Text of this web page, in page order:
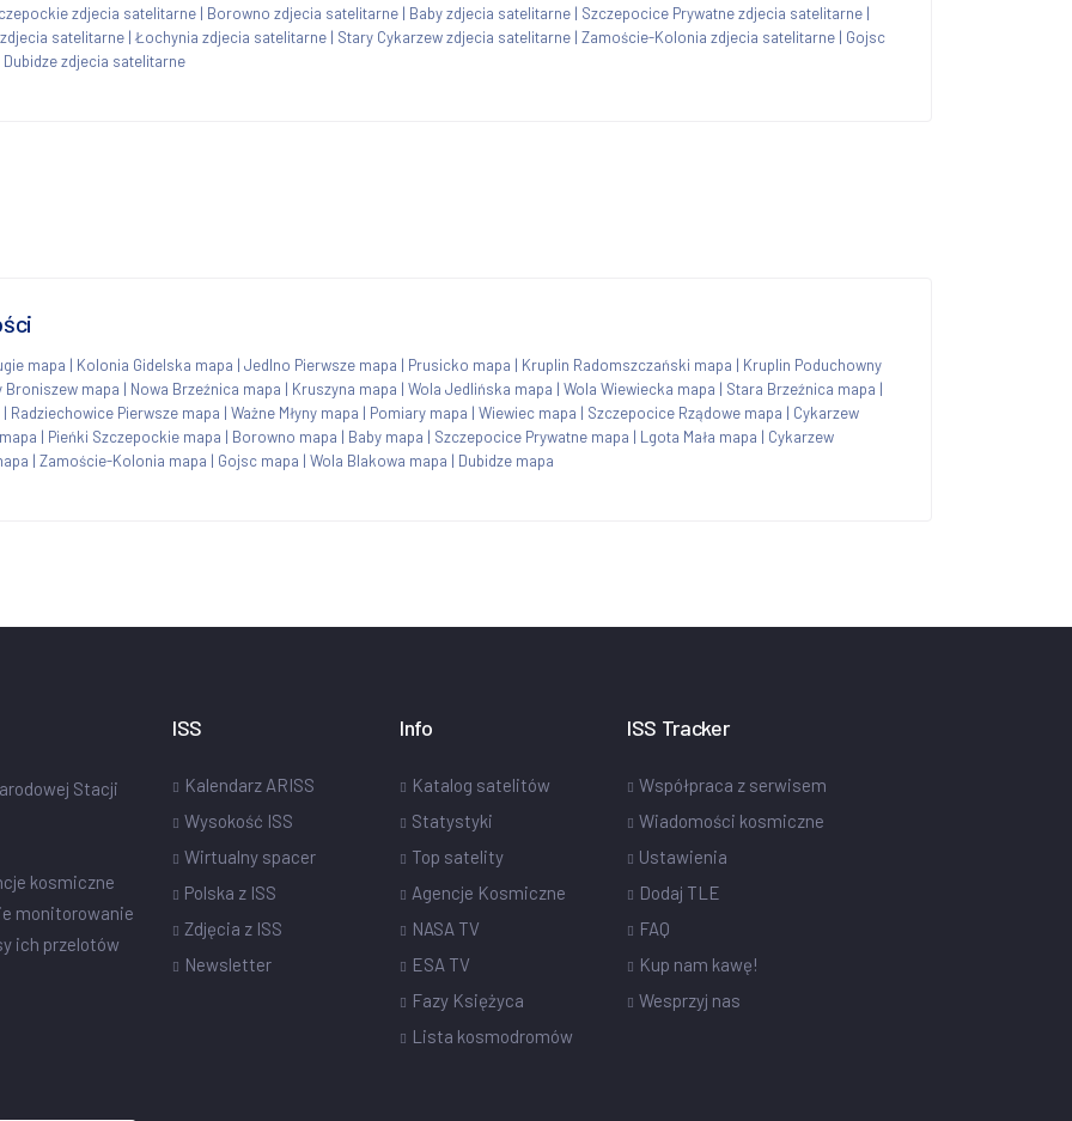
zdjecia satelitarne | Borowno zdjecia satelitarne | Baby zdjecia satelitarne | Szczepocice Prywatne zdjecia satelitarne |
satelitarne | Łochynia zdjecia satelitarne | Stary Cykarzew zdjecia satelitarne | Zamoście-Kolonia zdjecia satelitarne | Gojsc
Dubidze zdjecia satelitarne
mapa | Kolonia Gidelska mapa | Jedlno Pierwsze mapa | Prusicko mapa | Kruplin Radomszczański mapa | Kruplin Poduchowny
Broniszew mapa | Nowa Brzeźnica mapa | Kruszyna mapa | Wola Jedlińska mapa | Wola Wiewiecka mapa | Stara Brzeźnica mapa |
| Radziechowice Pierwsze mapa | Ważne Młyny mapa | Pomiary mapa | Wiewiec mapa | Szczepocice Rządowe mapa | Cykarzew
| Pieńki Szczepockie mapa | Borowno mapa | Baby mapa | Szczepocice Prywatne mapa | Lgota Mała mapa | Cykarzew
| Zamoście-Kolonia mapa | Gojsc mapa | Wola Blakowa mapa | Dubidze mapa
Stacji
kosmiczne
monitorowanie
ich przelotów
ISS
Kalendarz ARISS
Wysokość ISS
Wirtualny spacer
Polska z ISS
Zdjęcia z ISS
Newsletter
Info
Katalog satelitów
Statystyki
Top satelity
Agencje Kosmiczne
NASA TV
ESA TV
Fazy Księżyca
Lista kosmodromów
ISS Tracker
Współpraca z serwisem
Wiadomości kosmiczne
Ustawienia
Dodaj TLE
FAQ
Kup nam kawę!
Wesprzyj nas